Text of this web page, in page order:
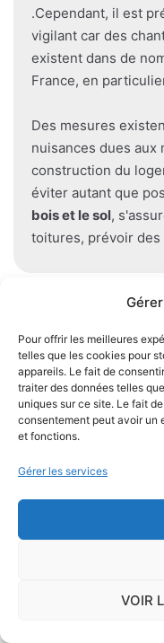
Pour offrir les meilleures
telles que les cookies pour
appareils. Le fait de
traiter des données telles
uniques sur ce site. Le fait
consentement peut avoir un
et fonctions.
Gérer les services
VOIR
.Cependant, il est
vigilant car des
existent dans de
France, en
Des mesures
nuisances dues aux
construction du
éviter autant que
bois et le sol,
toitures, prévoir
Je
Le risque Radon
La commune
Certains territoires